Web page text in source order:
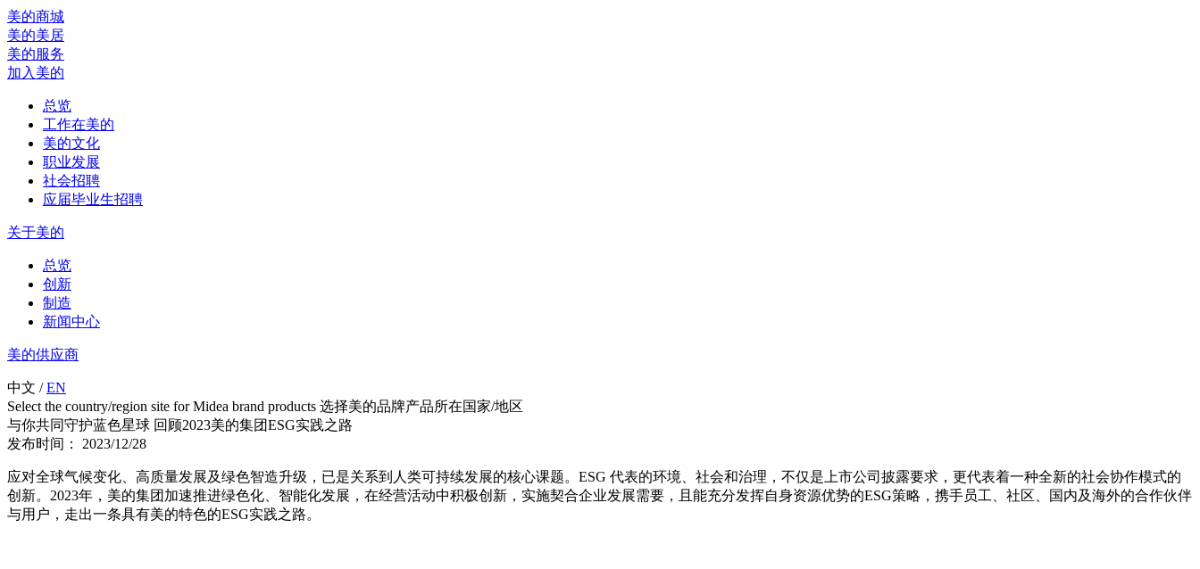
美的商城
美的美居
美的服务
加入美的
总览
工作在美的
美的文化
职业发展
社会招聘
应届毕业生招聘
关于美的
总览
创新
制造
新闻中心
美的供应商
中文 / EN
Select the country/region site for Midea brand products 选择美的品牌产品所在国家/地区
与你共同守护蓝色星球 回顾2023美的集团ESG实践之路
发布时间： 2023/12/28
应对全球气候变化、高质量发展及绿色智造升级，已是关系到人类可持续发展的核心课题。ESG 代表的环境、社会和治理，不仅是上市公司披露要求，更代表着一种全新的社会协作模式的
创新。2023年，美的集团加速推进绿色化、智能化发展，在经营活动中积极创新，实施契合企业发展需要，且能充分发挥自身资源优势的ESG策略，携手员工、社区、国内及海外的合作伙伴
与用户，走出一条具有美的特色的ESG实践之路。